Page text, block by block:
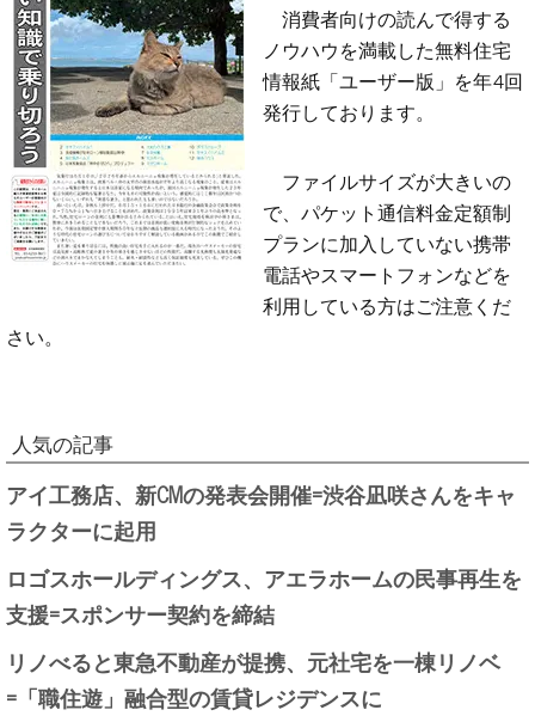
消費者向けの読んで得する
ノウハウを満載した無料住宅
情報紙「ユーザー版」を年4回
発行しております。
ファイルサイズが大きいの
で、パケット通信料金定額制
プランに加入していない携帯
電話やスマートフォンなどを
利用している方はご注意くだ
さい。
人気の記事
アイ工務店、新CMの発表会開催=渋谷凪咲さんをキャ
ラクターに起用
ロゴスホールディングス、アエラホームの民事再生を
支援=スポンサー契約を締結
リノべると東急不動産が提携、元社宅を一棟リノベ
=「職住遊」融合型の賃貸レジデンスに